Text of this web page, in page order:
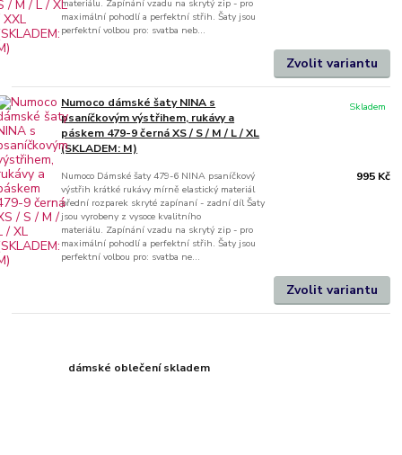
materiálu. Zapínání vzadu na skrytý zip - pro
maximální pohodlí a perfektní střih. Šaty jsou
perfektní volbou pro: svatba neb...
Zvolit variantu
Numoco dámské šaty NINA s
psaníčkovým výstřihem, rukávy a
páskem 479-9 černá XS / S / M / L / XL
(SKLADEM: M)
Numoco Dámské šaty 479-6 NINA psaníčkový
výstřih krátké rukávy mírně elastický materiál
přední rozparek skryté zapínaní - zadní díl Šaty
jsou vyrobeny z vysoce kvalitního
materiálu. Zapínání vzadu na skrytý zip - pro
maximální pohodlí a perfektní střih. Šaty jsou
perfektní volbou pro: svatba ne...
995 Kč
Skladem
Zvolit variantu
dámské oblečení skladem